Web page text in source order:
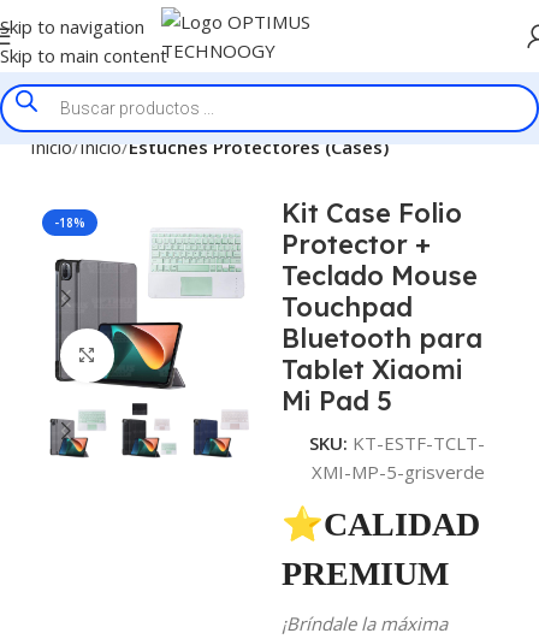
Skip to navigation
Skip to main content
Inicio Inicio Estuches Protectores (Cases)
-18%
Click to enlarge
Kit Case Folio
Protector +
Teclado Mouse
Touchpad
Bluetooth para
Tablet Xiaomi
Mi Pad 5
SKU: KT-ESTF-TCLT-
XMI-MP-5-grisverde
⭐CALIDAD
PREMIUM
¡Bríndale la máxima